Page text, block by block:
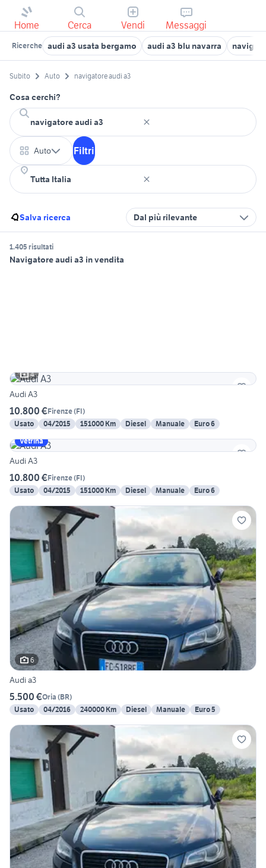
Home Cerca Vendi Messaggi
Ricerche audi a3 usata bergamo audi a3 blu navarra
Subito Auto navigatore audi a3
Cosa cerchi?
Auto Filtri
Salva ricerca Dal più rilevante
1.405 risultati
Navigatore audi a3 in vendita
4
Audi A3
10.800 €Firenze(FI)
Usato
04/2015 151000 Km Diesel Manuale
Euro 6
Vetrina
Audi A3
10.800 €Firenze(FI)
Usato
04/2015 151000 Km Diesel Manuale Euro 6
6
Audi a3
5.500 €Oria (BR)
Usato
04/2016 240000 Km Diesel Manuale Euro 5